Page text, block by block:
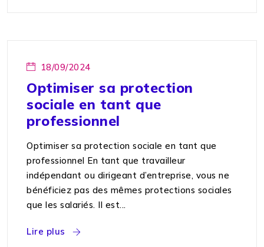
18/09/2024
Optimiser sa protection
sociale en tant que
professionnel
Optimiser sa protection sociale en tant que
professionnel En tant que travailleur
indépendant ou dirigeant d’entreprise, vous ne
bénéficiez pas des mêmes protections sociales
que les salariés. Il est...
Lire plus